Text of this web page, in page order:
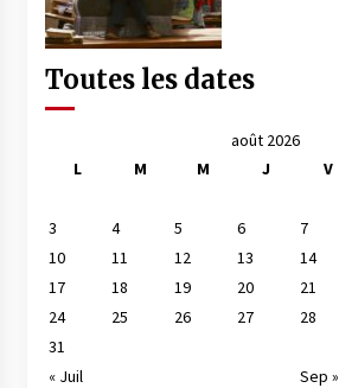
Toutes les dates
août 2026
L
M M J V
3
4 5 6 7
10
11 12 13 14
17
18 19 20 21
24
25 26 27 28
31
« Juil
Sep »